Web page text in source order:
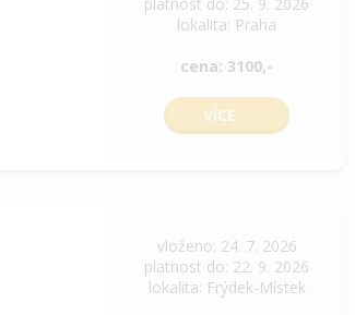
lokalita: Praha
cena: 3100,-
VÍCE
vloženo: 24. 7. 2026
platnost do: 22. 9. 2026
lokalita: Frýdek-Místek